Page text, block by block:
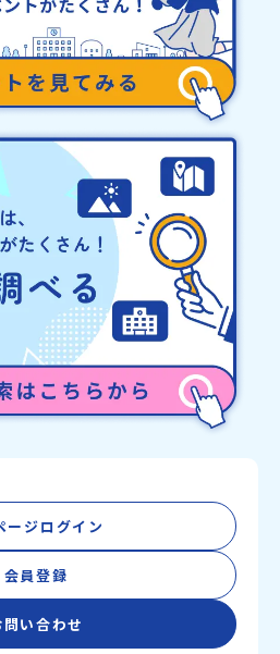
グラム開始後の解除：100％・催行中
よって開催を見合わせる可能性があ
日1週間前までにご連絡いたします。
た場合は、開催日3週間前までに催行
たします。・よくあるご質問その
こちらをご確認ください。運営団体
般財団法人地域・教育魅力化プラッ
あふれる持続可能な地域・社会をつ
2017年3月に島根県に設立した教育
の高校と連携しながら、中学卒業後に
りの夢や価値観に合った地域・学校
システム「地域みらい留学」をはじ
性モデルをつくり続けています。名
魅力化プラットフォーム設 立：2017
〒690-0842 島根県松江市東本町二
の他所在地公式HP：http://c-
担当：小川・小原E-mail：
域留学体験」のプログラム開催情報
ご登録ください♪地域みらい留学公式
ージログイン
会員登録
問い合わせ